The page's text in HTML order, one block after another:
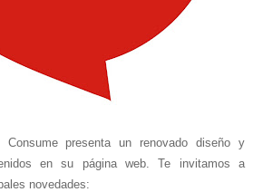
presenta un renovado diseño y
en su página web. Te invitamos a
novedades: